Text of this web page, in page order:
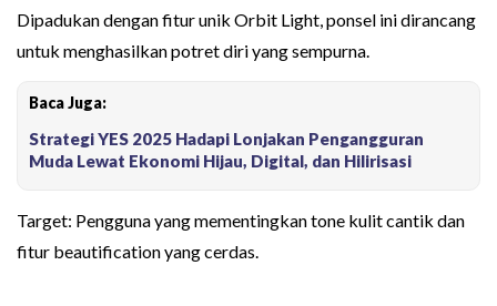
Dipadukan dengan fitur unik Orbit Light, ponsel ini dirancang
untuk menghasilkan potret diri yang sempurna.
Baca Juga:
Strategi YES 2025 Hadapi Lonjakan Pengangguran
Muda Lewat Ekonomi Hijau, Digital, dan Hilirisasi
Target: Pengguna yang mementingkan tone kulit cantik dan
fitur beautification yang cerdas.